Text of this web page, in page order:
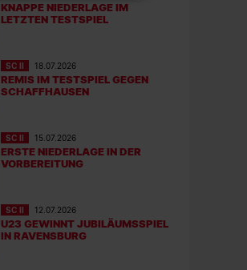
KNAPPE NIEDERLAGE IM
LETZTEN TESTSPIEL
SC II 18.07.2026
REMIS IM TESTSPIEL GEGEN
SCHAFFHAUSEN
SC II 15.07.2026
ERSTE NIEDERLAGE IN DER
VORBEREITUNG
SC II 12.07.2026
U23 GEWINNT JUBILÄUMSSPIEL
IN RAVENSBURG